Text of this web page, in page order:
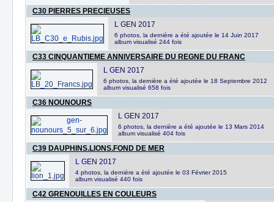
C30 PIERRES PRECIEUSES
L GEN 2017
6 photos, la dernière a été ajoutée le 14 Juin 2017
album visualisé 244 fois
C33 CINQUANTIEME ANNIVERSAIRE DU REGNE DU FRANC
L GEN 2017
6 photos, la dernière a été ajoutée le 18 Septembre 2012
album visualisé 658 fois
C36 NOUNOURS
L GEN 2017
6 photos, la dernière a été ajoutée le 13 Mars 2014
album visualisé 404 fois
C39 DAUPHINS.LIONS.FOND DE MER
L GEN 2017
4 photos, la dernière a été ajoutée le 03 Février 2015
album visualisé 440 fois
C42 GRENOUILLES EN COULEURS